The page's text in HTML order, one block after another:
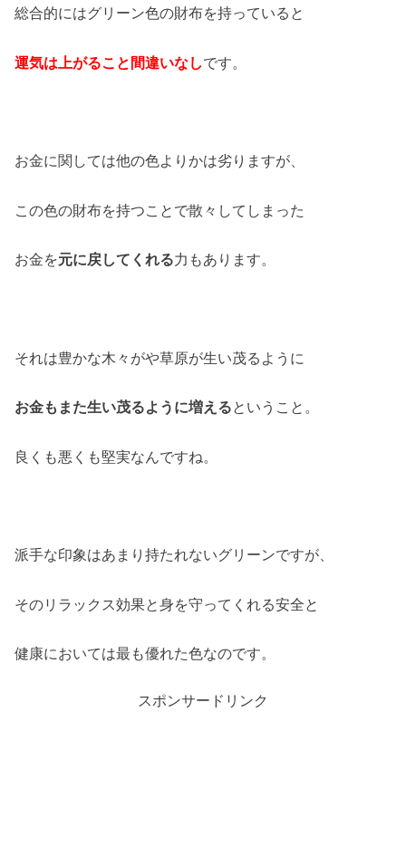
総合的にはグリーン色の財布を持っていると
運気は上がること間違いなしです。
お金に関しては他の色よりかは劣りますが、
この色の財布を持つことで散々してしまった
お金を元に戻してくれる力もあります。
それは豊かな木々がや草原が生い茂るように
お金もまた生い茂るように増えるということ。
良くも悪くも堅実なんですね。
派手な印象はあまり持たれないグリーンですが、
そのリラックス効果と身を守ってくれる安全と
健康においては最も優れた色なのです。
スポンサードリンク